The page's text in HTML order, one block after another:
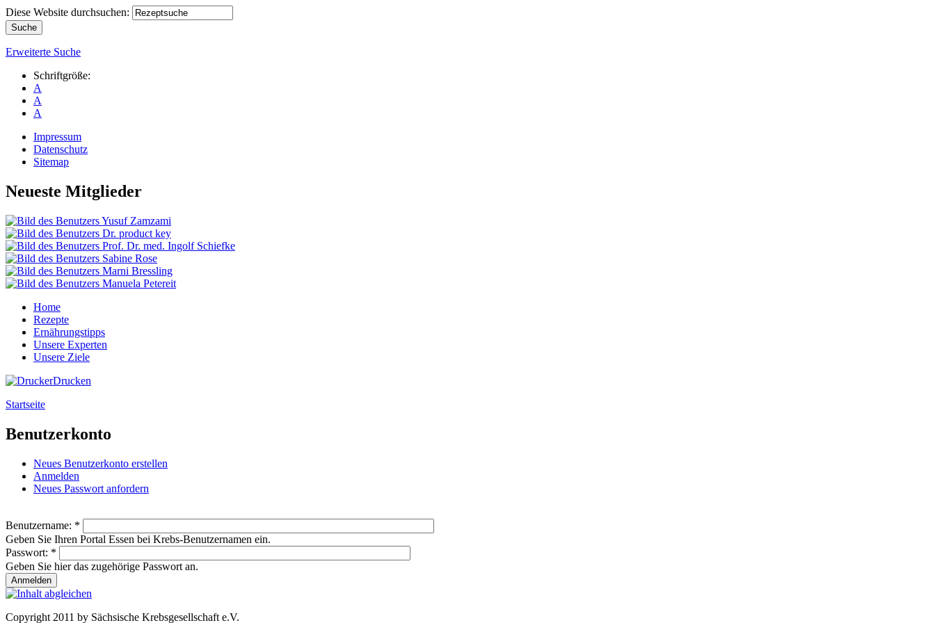
Diese Website durchsuchen:
Erweiterte Suche
Schriftgröße:
A
A
A
Impressum
Datenschutz
Sitemap
Neueste Mitglieder
Home
Rezepte
Ernährungstipps
Unsere Experten
Unsere Ziele
Drucken
Startseite
Benutzerkonto
Neues Benutzerkonto erstellen
Anmelden
Neues Passwort anfordern
Benutzername: *
Geben Sie Ihren Portal Essen bei Krebs-Benutzernamen ein.
Passwort: *
Geben Sie hier das zugehörige Passwort an.
Copyright 2011 by Sächsische Krebsgesellschaft e.V.